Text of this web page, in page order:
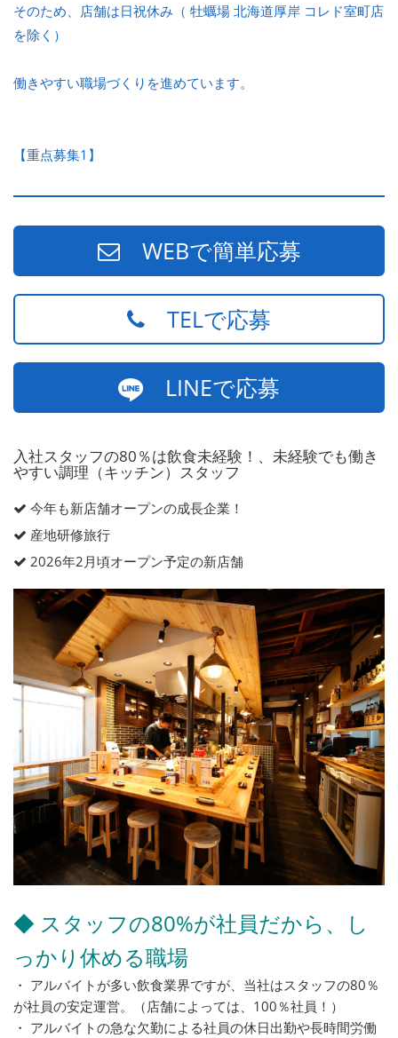
そのため、店舗は日祝休み（ 牡蠣場 北海道厚岸 コレド室町店
を除く）
働きやすい職場づくりを進めています。
【重点募集1】
WEBで簡単応募
TELで応募
LINEで応募
入社スタッフの80％は飲食未経験！、未経験でも働き
やすい調理（キッチン）スタッフ
今年も新店舗オープンの成長企業！
産地研修旅行
2026年2月頃オープン予定の新店舗
◆ スタッフの80%が社員だから、し
っかり休める職場
・ アルバイトが多い飲食業界ですが、当社はスタッフの80％
が社員の安定運営。（店舗によっては、100％社員！）
・ アルバイトの急な欠勤による社員の休日出勤や長時間労働